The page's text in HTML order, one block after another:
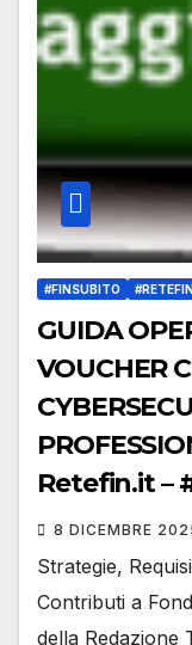
#FINSUBITO
GUIDA
VOUCHER
Retefin.it –
#Finsubito
#Finsubito
8 DICEMBRE
Strategie,
Contributi a
della Redazione